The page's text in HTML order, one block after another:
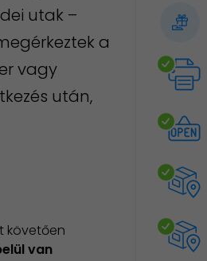
utak –
a
vagy
után,
követően
van